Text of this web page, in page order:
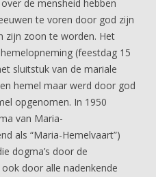
de mensheid hebben
te voren door god zijn
zijn zoon te worden. Het
(feestdag 15
sluitstuk van de mariale
hemel maar werd door god
opgenomen. In 1950
van Maria-
als “Maria-Hemelvaart”)
dogma’s door de
door alle nadenkende